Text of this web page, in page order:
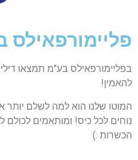
פליימורפאילס
בפליימורפאילס בע"מ תמצאו
להאמין!
המוטו שלנו הוא למה לשלם
נוחים לכל כיס! ומותאמים לכולם
הכשרות :)